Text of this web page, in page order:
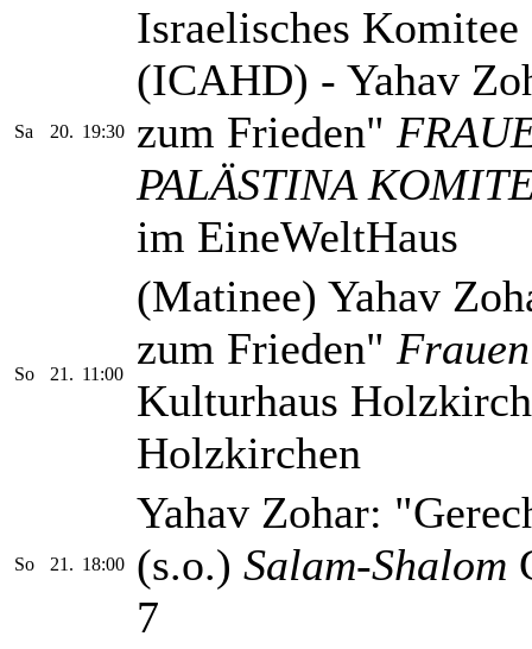
Sa 20. 19:30
Israelisches Komitee
(ICAHD) - Yahav
zum Frieden"
PALÄSTINA
im EineWeltHaus
So 21. 11:00
(Matinee) Yahav
zum Frieden"
Kulturhaus
Holzkirchen
So 21. 18:00
Yahav Zohar:
(s.o.) Salam-Shalom
7